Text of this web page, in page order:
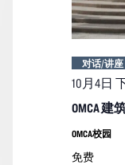
OMCA 建
10月4日
对话/讲座
OMCA校园
免费